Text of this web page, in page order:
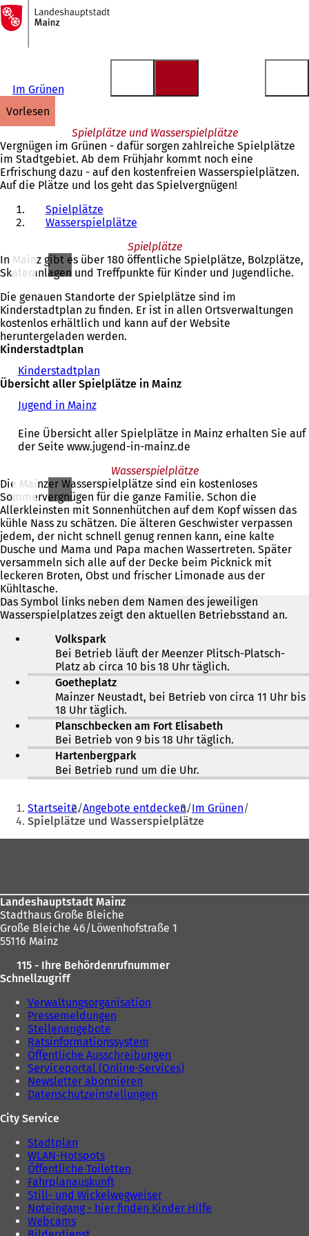
Inhalt anspringen
Zur
Startseite
Im Grünen
vorlesen
Spielplätze und Wasserspielplätze
Vergnügen im Grünen - dafür sorgen zahlreiche Spielplätze
im Stadtgebiet. Ab dem Frühjahr kommt noch eine
Erfrischung dazu - auf den kostenfreien Wasserspielplätzen.
Auf die Plätze und los geht das Spielvergnügen!
Spielplätze
Wasserspielplätze
Spielplätze
In Mainz gibt es über 180 öffentliche Spielplätze, Bolzplätze,
Skateranlagen und Treffpunkte für Kinder und Jugendliche.
Die genauen Standorte der Spielplätze sind im
Kinderstadtplan zu finden. Er ist in allen Ortsverwaltungen
kostenlos erhältlich und kann auf der Website
heruntergeladen werden.
Kinderstadtplan
Kinderstadtplan
Übersicht aller Spielplätze in Mainz
Jugend in Mainz(
f
f
n
t
i
n
e
i
n
e
m
e
u
n
T
a
b
)
Eine Übersicht aller Spielplätze in Mainz erhalten Sie auf
der Seite www.jugend-in-mainz.de
Wasserspielplätze
Die Mainzer Wasserspielplätze sind ein kostenloses
Sommervergnügen für die ganze Familie. Schon die
Allerkleinsten mit Sonnenhütchen auf dem Kopf wissen das
kühle Nass zu schätzen. Die älteren Geschwister verpassen
jedem, der nicht schnell genug rennen kann, eine kalte
Dusche und Mama und Papa machen Wassertreten. Später
versammeln sich alle auf der Decke beim Picknick mit
leckeren Broten, Obst und frischer Limonade aus der
Kühltasche.
Das Symbol links neben dem Namen des jeweiligen
Wasserspielplatzes zeigt den aktuellen Betriebsstand an.
Volkspark
Bei Betrieb läuft der Meenzer Plitsch-Platsch-
Platz ab circa 10 bis 18 Uhr täglich.
Goetheplatz
Mainzer Neustadt, bei Betrieb von circa 11 Uhr bis
18 Uhr täglich.
Planschbecken am Fort Elisabeth
Bei Betrieb von 9 bis 18 Uhr täglich.
Hartenbergpark
Bei Betrieb rund um die Uhr.
Sie
befinden
sich
Startseite Angebote entdecken Im Grünen
Spielplätze und Wasserspielplätze
Landeshauptstadt Mainz
Stadthaus Große Bleiche
Große Bleiche 46/Löwenhofstraße 1
55116 Mainz
115 - Ihre Behördenrufnummer
Schnellzugriff
Verwaltungsorganisation
Pressemeldungen
Stellenangebote
Ratsinformationssystem
Öffentliche Ausschreibungen
Serviceportal (Online-Services)
Newsletter abonnieren
Datenschutzeinstellungen
City Service
Stadtplan
WLAN-Hotspots
Öffentliche Toiletten
Fahrplanauskunft
Still- und Wickelwegweiser
Noteingang - hier finden Kinder Hilfe
Webcams